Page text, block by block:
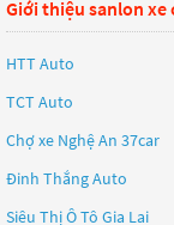
Giới thiệu sanlon xe
HTT Auto
TCT Auto
Chợ xe Nghệ An 37car
Đinh Thắng Auto
Siêu Thị Ô Tô Gia Lai